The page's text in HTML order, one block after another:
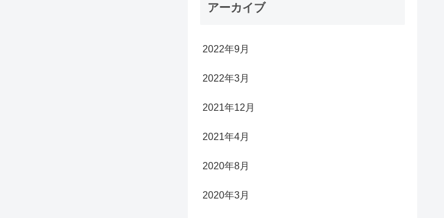
アーカイブ
2022年9月
2022年3月
2021年12月
2021年4月
2020年8月
2020年3月